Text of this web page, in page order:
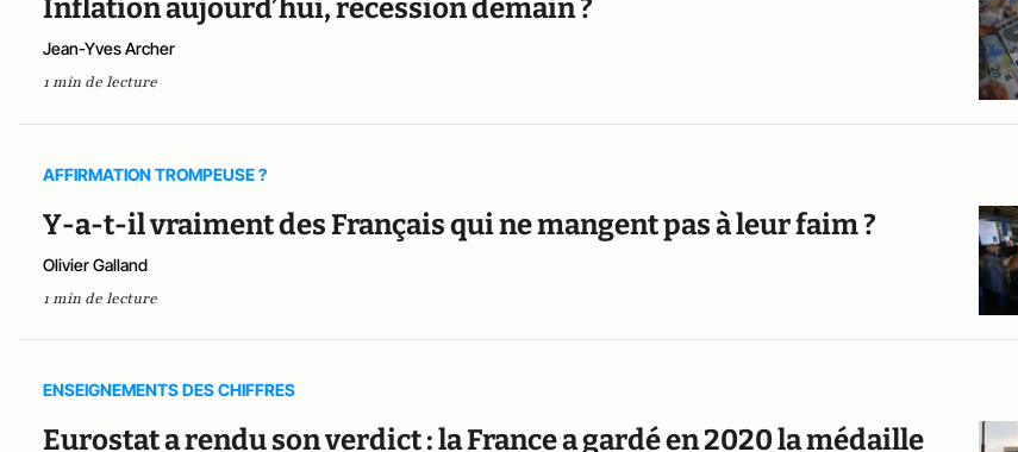
Inflation aujourd’hui, récession demain ?
Jean-Yves Archer
1 min de lecture
AFFIRMATION TROMPEUSE ?
Y-a-t-il vraiment des Français qui ne mangent pas à leur faim ?
Olivier Galland
1 min de lecture
ENSEIGNEMENTS DES CHIFFRES
Eurostat a rendu son verdict : la France a gardé en 2020 la médaille